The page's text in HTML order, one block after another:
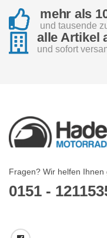
mehr als
und tausende
alle Artikel
und sofort
Fragen? Wir helfen Ihnen
0151 -